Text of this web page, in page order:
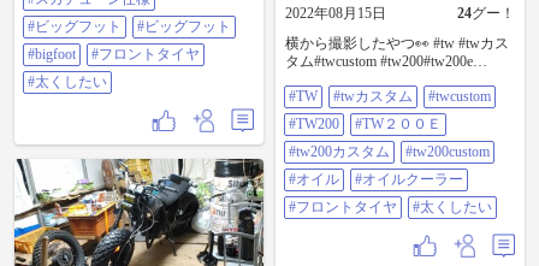
#ビッグフット
#ビッグフット
#bigfoot
#フロントタイヤ
#太くしたい
2022年08月15日 24グー！
横から撮影したやつ👀 #tw #twカス
タム#twcustom #tw200#tw200e
ル #オイルクーラー #フロントタイ
ヤ #太くしたい
#TW #twカスタム
#twcustom
#TW200
#TW２００Ｅ
#tw200カスタム
#tw200custom
#オイル
#オイルクーラー
#フロントタイヤ
#太くしたい